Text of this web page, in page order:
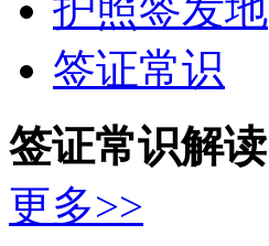
护照签发地
签证常识
签证常识解读
更多>>